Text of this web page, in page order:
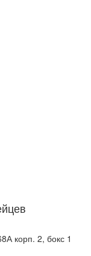
корп. 2, бокс 1